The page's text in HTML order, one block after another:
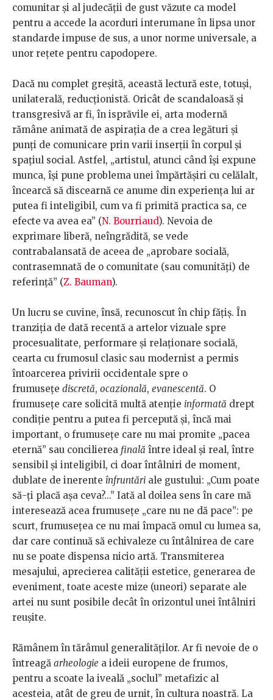
comunitar şi al judecăţii de gust văzute ca model
pentru a accede la acorduri interumane în lipsa unor
standarde impuse de sus, a unor norme universale, a
unor reţete pentru capodopere.
Dacă nu complet greşită, această lectură este, totuşi,
unilaterală, reducţionistă. Oricât de scandaloasă şi
transgresivă ar fi, în isprăvile ei, arta modernă
rămâne animată de aspiraţia de a crea legături şi
punţi de comunicare prin varii inserţii în corpul şi
spaţiul social. Astfel, „artistul, atunci când îşi expune
munca, îşi pune problema unei împărtăşiri cu celălalt,
încearcă să discearnă ce anume din experienţa lui ar
putea fi inteligibil, cum va fi primită practica sa, ce
efecte va avea ea” (N. Bourriaud). Nevoia de
exprimare liberă, neîngrădită, se vede
contrabalansată de aceea de „aprobare socială,
contrasemnată de o comunitate (sau comunităţi) de
referinţă” (Z. Bauman).
Un lucru se cuvine, însă, recunoscut în chip făţiş. În
tranziţia de dată recentă a artelor vizuale spre
procesualitate, performare şi relaţionare socială,
cearta cu frumosul clasic sau modernist a permis
întoarcerea privirii occidentale spre o
frumuseţe discretă, ocazională, evanescentă. O
frumuseţe care solicită multă atenţie informată drept
condiţie pentru a putea fi percepută şi, încă mai
important, o frumuseţe care nu mai promite „pacea
eternă” sau concilierea finală între ideal şi real, între
sensibil şi inteligibil, ci doar întâlniri de moment,
dublate de inerente înfruntări ale gustului: „Cum poate
să-ţi placă aşa ceva?...” Iată al doilea sens în care mă
interesează acea frumuseţe „care nu ne dă pace”: pe
scurt, frumuseţea ce nu mai împacă omul cu lumea sa,
dar care continuă să echivaleze cu întâlnirea de care
nu se poate dispensa nicio artă. Transmiterea
mesajului, aprecierea calităţii estetice, generarea de
eveniment, toate aceste mize (uneori) separate ale
artei nu sunt posibile decât în orizontul unei întâlniri
reuşite.
Rămânem în tărâmul generalităţilor. Ar fi nevoie de o
întreagă arheologie a ideii europene de frumos,
pentru a scoate la iveală „soclul” metafizic al
acesteia, atât de greu de urnit, în cultura noastră. La